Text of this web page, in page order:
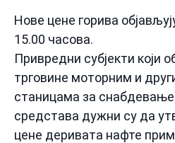
Нове цене горива
15.00 часова.
Привредни субјекти који
трговине моторним и
станицама за
средстава дужни су да
цене деривата нафте